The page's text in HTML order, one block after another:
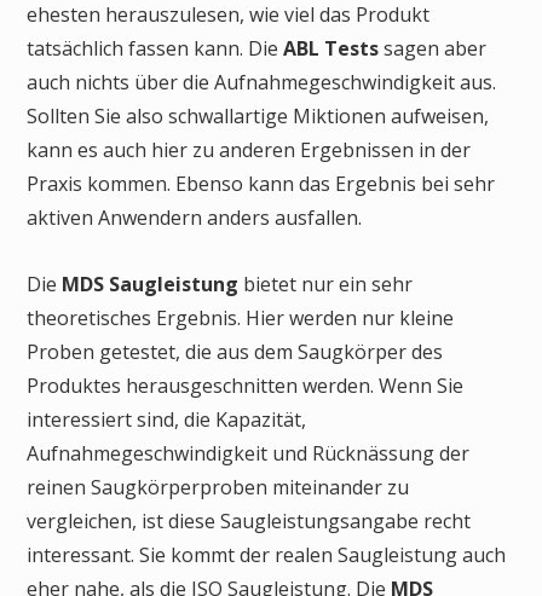
ehesten herauszulesen, wie viel das Produkt
tatsächlich fassen kann. Die ABL Testssagen aber
auch nichts über die Aufnahmegeschwindigkeit aus.
Sollten Sie also schwallartige Miktionen aufweisen,
kann es auch hier zu anderen Ergebnissen in der
Praxis kommen. Ebenso kann das Ergebnis bei sehr
aktiven Anwendern anders ausfallen.
Die MDS Saugleistung bietet nur ein sehr
theoretisches Ergebnis. Hier werden nur kleine
Proben getestet, die aus dem Saugkörper des
Produktes herausgeschnitten werden. Wenn Sie
interessiert sind, die Kapazität,
Aufnahmegeschwindigkeit und Rücknässung der
reinen Saugkörperproben miteinander zu
vergleichen, ist diese Saugleistungsangabe recht
interessant. Sie kommt der realen Saugleistung auch
eher nahe, als die ISO Saugleistung. Die MDS